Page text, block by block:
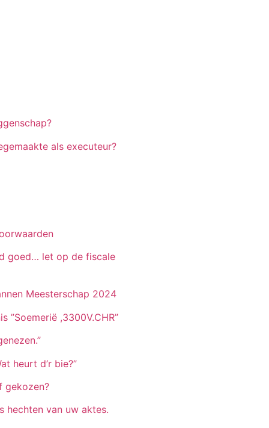
als executeur?
goed… let op de fiscale
Meesterschap 2024
”Soemerië ,3300V.CHR”
heurt d’r bie?”
gekozen?
hechten van uw aktes.